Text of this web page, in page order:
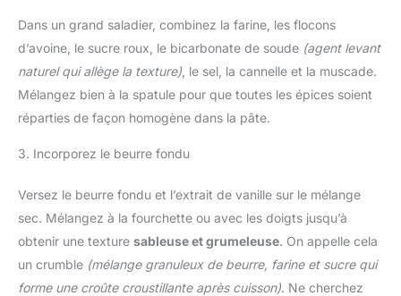
Dans un grand saladier, combinez la farine, les flocons
d’avoine, le sucre roux, le bicarbonate de soude (agent levant
naturel qui allège la texture) , le sel, la cannelle et la muscade.
Mélangez bien à la spatule pour que toutes les épices soient
réparties de façon homogène dans la pâte.
3. Incorporez le beurre fondu
Versez le beurre fondu et l’extrait de vanille sur le mélange
sec. Mélangez à la fourchette ou avec les doigts jusqu’à
obtenir une texture sableuse et grumeleuse. On appelle cela
un crumble (mélange granuleux de beurre, farine et sucre qui
forme une croûte croustillante après cuisson). Ne cherchez